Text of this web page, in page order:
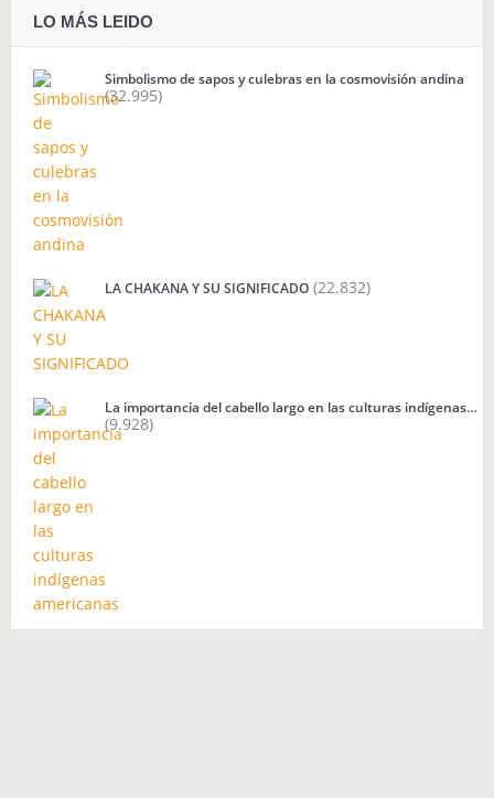
LO MÁS LEIDO
Simbolismo de sapos y culebras en la cosmovisión andina
(32.995)
LA CHAKANA Y SU SIGNIFICADO (22.832)
La importancia del cabello largo en las culturas indígenas…
(9.928)